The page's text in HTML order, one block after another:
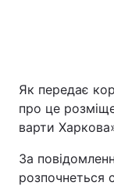
Як передає
про це
варти
За
розпочнеться